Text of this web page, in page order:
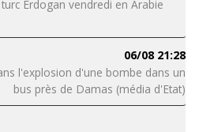
Erdogan vendredi en Arabie
06/08 21:28
l'explosion d'une bombe dans un
bus près de Damas (média d'Etat)